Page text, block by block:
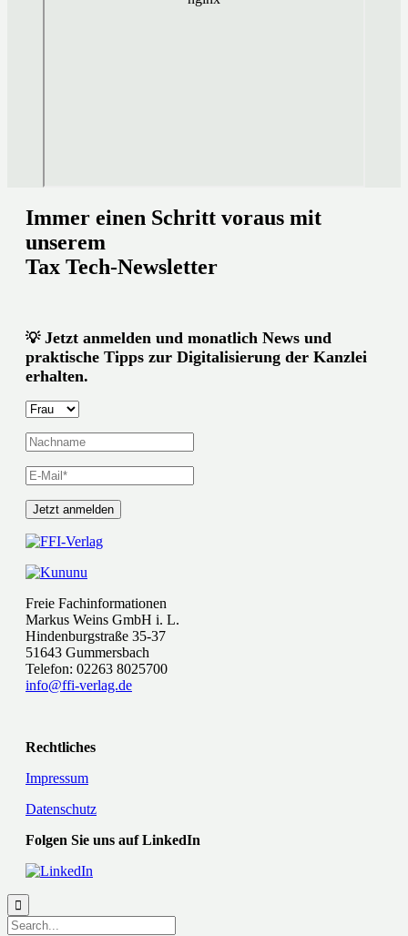
Immer einen Schritt voraus mit
unserem
Tax Tech-Newsletter
💡Jetzt anmelden und monatlich News und
praktische Tipps zur Digitalisierung der Kanzlei
erhalten.
Freie Fachinformationen
Markus Weins GmbH i. L.
Hindenburgstraße 35-37
51643 Gummersbach
Telefon: 02263 8025700
info@ffi-verlag.de
Rechtliches
Impressum
Datenschutz
Folgen Sie uns auf LinkedIn
